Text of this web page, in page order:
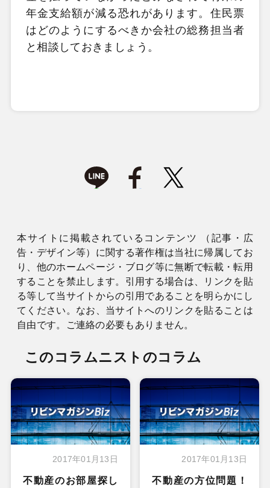
年金支給額が減る恐れがあります。住民票
はどのようにするべきか会社の総務担当者
と相談しておきましょう。
本サイトに掲載されているコンテンツ （記事・広
告・デザイン等）に関する著作権は当社に帰属してお
り、他のホームページ・ブログ等に無断で転載・転用
することを禁止します。引用する場合は、リンクを貼
る等して当サイトからの引用であることを明らかにし
てください。なお、当サイトへのリンクを貼ることは
自由です。ご連絡の必要もありません。
このコラムニストのコラム
2017年01月13日
不動産のお部屋探し
2017年01月13日
不動産の方位問題！